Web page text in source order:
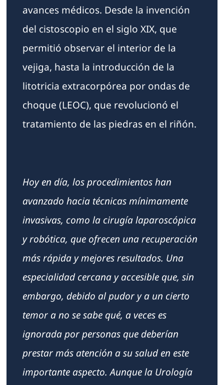
avances médicos. Desde la invención
del cistoscopio en el siglo XIX, que
permitió observar el interior de la
vejiga, hasta la introducción de la
litotricia extracorpórea por ondas de
choque (LEOC), que revolucionó el
tratamiento de las piedras en el riñón.
Hoy en día, los procedimientos han
avanzado hacia técnicas mínimamente
invasivas, como la cirugía laparoscópica
y robótica, que ofrecen una recuperación
más rápida y mejores resultados. Una
especialidad cercana y accesible que, sin
embargo, debido al pudor y a un cierto
temor a no se sabe qué, a veces es
ignorada por personas que deberían
prestar más atención a su salud en este
importante aspecto. Aunque la Urología